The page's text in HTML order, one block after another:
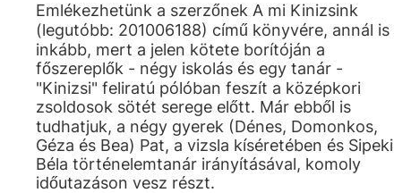
Emlékezhetünk a szerzőnek A mi Kinizsink
(legutóbb: 201006188) című könyvére, annál is
inkább, mert a jelen kötete borítóján a
főszereplők - négy iskolás és egy tanár -
"Kinizsi" feliratú pólóban feszít a középkori
zsoldosok sötét serege előtt. Már ebből is
tudhatjuk, a négy gyerek (Dénes, Domonkos,
Géza és Bea) Pat, a vizsla kíséretében és Sipeki
Béla történelemtanár irányításával, komoly
időutazáson vesz részt.